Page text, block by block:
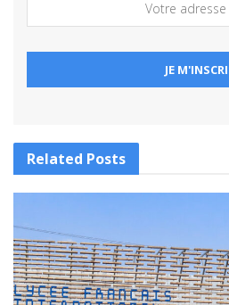
Related Posts